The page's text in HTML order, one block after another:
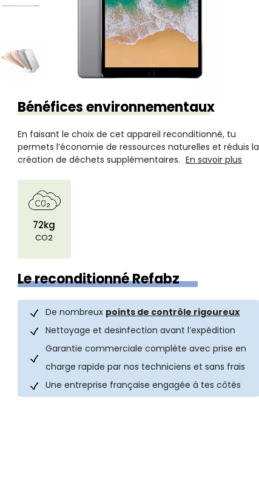
Bénéfices environnementaux
En faisant le choix de cet appareil reconditionné, tu
permets l’économie de ressources naturelles et réduis la
création de déchets supplémentaires. En savoir plus
72kg
CO2
Le reconditionné Refabz
De nombreux points de contrôle rigoureux
Nettoyage et desinfection avant l’expédition
Garantie commerciale complète avec prise en
charge rapide par nos techniciens et sans frais
Une entreprise française engagée à tes côtés